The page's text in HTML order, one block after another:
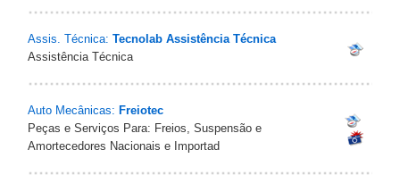
Assis. Técnica: Tecnolab Assistência Técnica
Assistência Técnica
Auto Mecânicas: Freiotec
Peças e Serviços Para: Freios, Suspensão e
Amortecedores Nacionais e Importad